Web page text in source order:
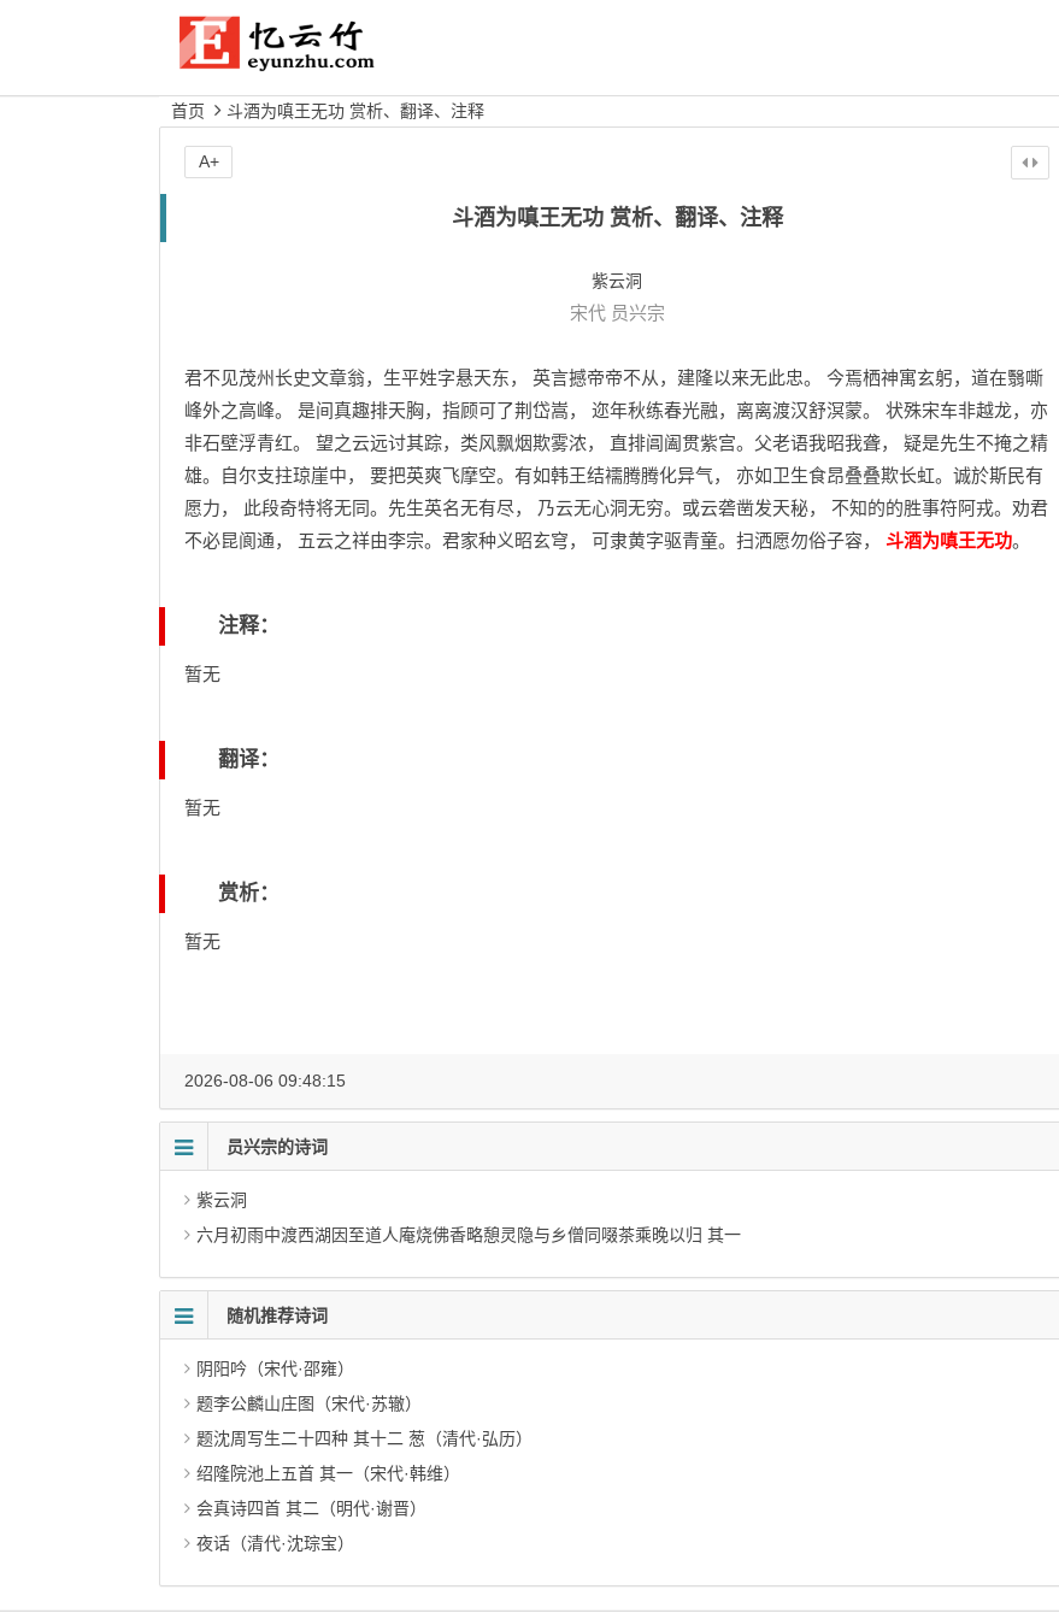
首页 斗酒为嗔王无功 赏析、翻译、注释
斗酒为嗔王无功 赏析、翻译、注释
紫云洞
宋代 员兴宗
君不见茂州长史文章翁，生平姓字悬天东， 英言撼帝帝不从，建隆以来无此忠。 今焉栖神寓玄躬，道在翳嘶
峰外之高峰。 是间真趣排天胸，指顾可了荆岱嵩， 迩年秋练春光融，离离渡汉舒溟蒙。 状殊宋车非越龙，亦
非石壁浮青红。 望之云远讨其踪，类风飘烟欺雾浓， 直排阊阖贯紫宫。父老语我昭我聋， 疑是先生不掩之精
雄。自尔支拄琼崖中， 要把英爽飞摩空。有如韩王结襦腾腾化异气， 亦如卫生食昂叠叠欺长虹。诚於斯民有
愿力， 此段奇特将无同。先生英名无有尽， 乃云无心洞无穷。或云砻凿发天秘， 不知的的胜事符阿戎。劝君
不必昆阆通， 五云之祥由李宗。君家种义昭玄穹， 可隶黄字驱青童。扫洒愿勿俗子容， 斗酒为嗔王无功。
注释：
暂无
翻译：
暂无
赏析：
暂无
A+
2026-08-06 09:48:15
员兴宗的诗词
紫云洞
六月初雨中渡西湖因至道人庵烧佛香略憩灵隐与乡僧同啜茶乘晚以归 其一
随机推荐诗词
阴阳吟（宋代·邵雍）
题李公麟山庄图（宋代·苏辙）
题沈周写生二十四种 其十二 葱（清代·弘历）
绍隆院池上五首 其一（宋代·韩维）
会真诗四首 其二（明代·谢晋）
夜话（清代·沈琮宝）